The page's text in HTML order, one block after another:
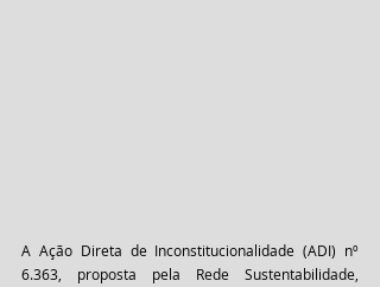
A Ação Direta de Inconstitucionalidade (ADI) nº
6.363, proposta pela Rede Sustentabilidade,